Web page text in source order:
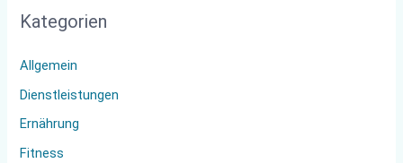
e
a
c
h
Kategorien
Allgemein
Dienstleistungen
Ernährung
Fitness